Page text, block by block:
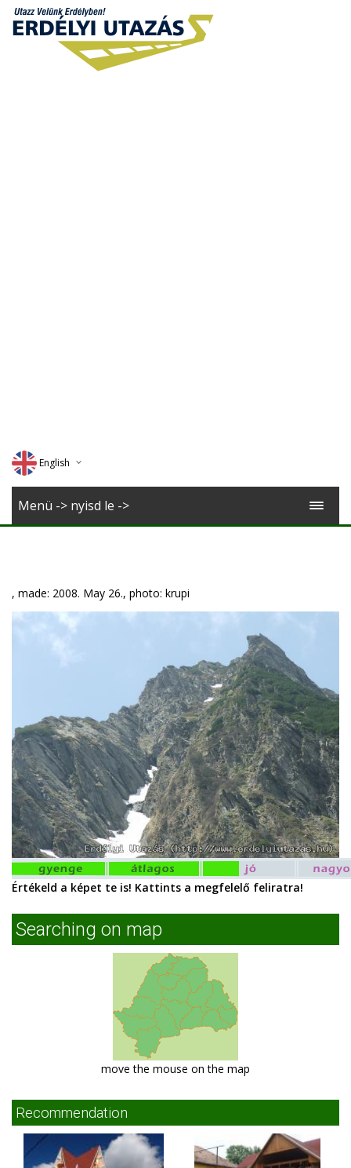
English
Deutsch
Menü -> nyisd le ->
, made: 2008. May 26., photo: krupi
Értékeld a képet te is! Kattints a megfelelő feliratra!
Searching on map
move the mouse on the map
Recommendation